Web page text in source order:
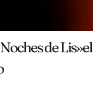
de Lis»el